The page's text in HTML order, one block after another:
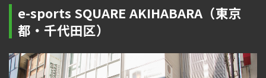
e-sports SQUARE AKIHABARA（東京
都・千代田区）